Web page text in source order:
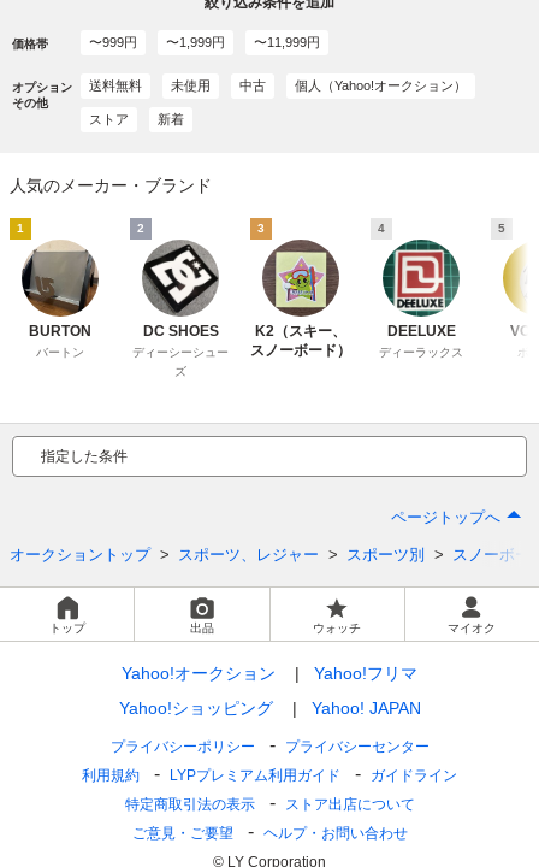
価格帯 〜999円 〜1,999円 〜11,999円
オプション
その他
送料無料 未使用 中古 個人（Yahoo!オークション）
ストア 新着
人気のメーカー・ブランド
1
BURTON
バートン
2
DC SHOES
ディーシーシュー
ズ
3
K2（スキー、
スノーボード）
4
DEELUXE
ディーラックス
5
ボ
指定した条件
ページトップへ
オークショントップ スポーツ、レジャー スポーツ別 スノーボー
トップ 出品 ウォッチ マイオク
Yahoo!オークション
Yahoo!フリマ
Yahoo!ショッピング
Yahoo! JAPAN
プライバシーポリシー
プライバシーセンター
利用規約
LYPプレミアム利用ガイド
ガイドライン
特定商取引法の表示
ストア出店について
ご意見・ご要望
ヘルプ・お問い合わせ
© LY Corporation